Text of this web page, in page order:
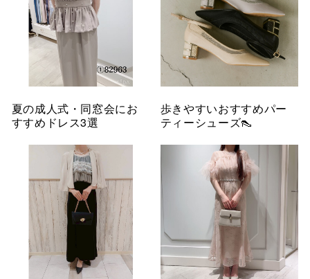
夏の成人式・同窓会にお
すすめドレス3選
歩きやすいおすすめパー
ティーシューズ👠